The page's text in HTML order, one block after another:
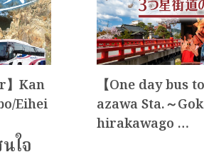
】Kan
Eihei
【One day bus
azawa Sta.～
hirakawago …
ใจ